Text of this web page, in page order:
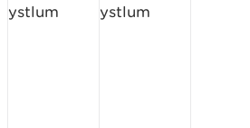
ystlum
ystlum